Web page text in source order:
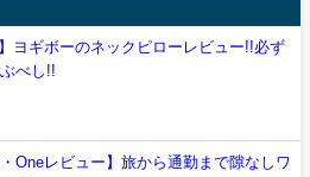
】ヨギボーのネックピローレビュー!!必ず
べし!!
・Oneレビュー】旅から通勤まで隙なしワ